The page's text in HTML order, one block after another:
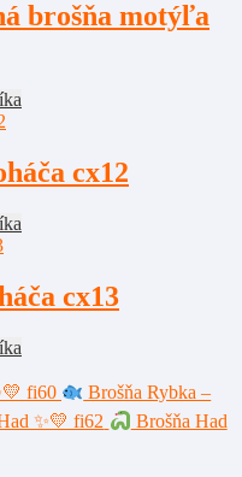
brošňa motýľa
cx12
cx13
Brošňa Rybka –
Brošňa Had